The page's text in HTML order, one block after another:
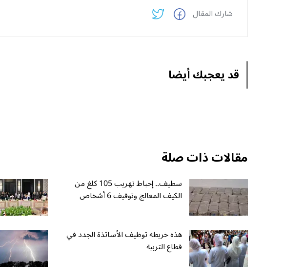
شارك المقال
قد يعجبك أيضا
مقالات ذات صلة
سطيف.. إحباط تهريب 105 كلغ من
الكيف المعالج وتوقيف 6 أشخاص
هذه خريطة توظيف الأساتذة الجدد في
قطاع التربية